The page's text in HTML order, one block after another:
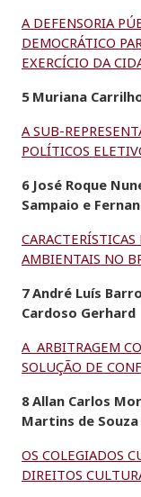
A DEFENSORIA
DEMOCRÁTICO
EXERCÍCIO DA
5 Muriana
A SUB-
POLÍTICOS
6 José Roque
Sampaio e
AMBIENTAIS NO
7 André Luís
Cardoso Gerhard
A ARBITRAGEM
SOLUÇÃO DE
8 Allan Carlos
Martins de
OS COLEGIADOS
DIREITOS